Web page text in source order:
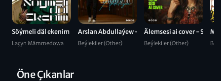
Söýmeli däl ekenim
Laçyn Mämmedowa
Arslan Abdullaýew - Tanaman
Beýlekiler (Other)
Älemsesi ai cover - Seniň
Beýlekiler (Other)
Öne Çıkanlar